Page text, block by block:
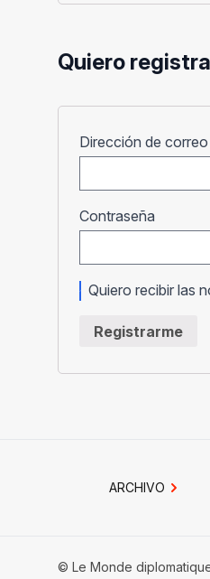
Quiero
Dirección de
Contraseña
Quiero recibir las
Registrarme
ARCHIVO
© Le Monde